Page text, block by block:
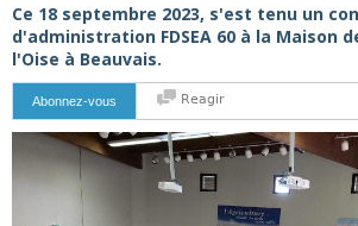
Ce 18 septembre 2023, s'est tenu un
d'administration FDSEA 60 à la Maison
l'Oise à Beauvais.
Abonnez-vous Reagir